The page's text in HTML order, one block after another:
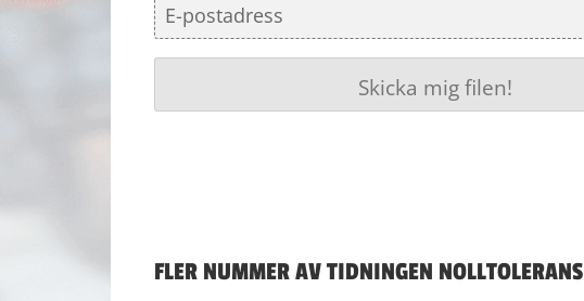
E-postadress
Skicka mig filen!
FLER NUMMER AV TIDNINGEN NOLLTOLERANS